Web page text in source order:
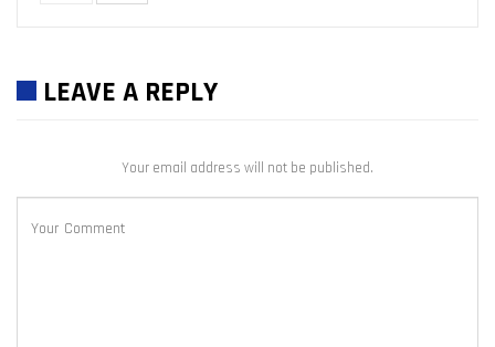
LEAVE A REPLY
Your email address will not be published.